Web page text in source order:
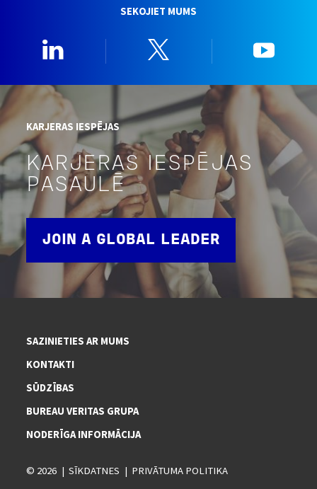
SEKOJIET MUMS
KARJERAS IESPĒJAS
KARJERAS IESPĒJAS
PASAULĒ
JOIN A GLOBAL LEADER
SAZINIETIES AR MUMS
KONTAKTI
SŪDZĪBAS
BUREAU VERITAS GRUPA
NODERĪGA INFORMĀCIJA
© 2026 SĪKDATNES PRIVĀTUMA POLITIKA